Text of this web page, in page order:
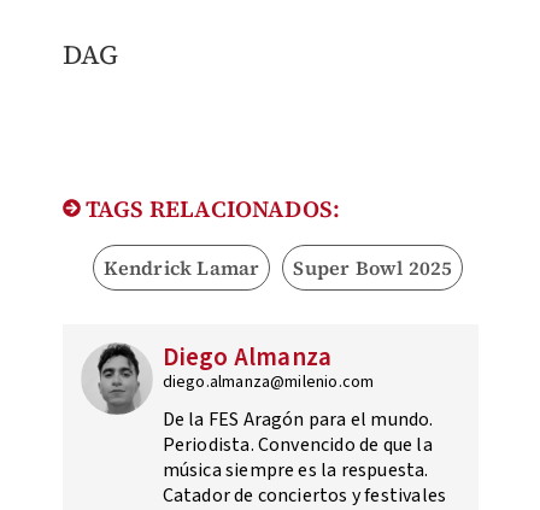
DAG
TAGS RELACIONADOS:
Kendrick Lamar Super Bowl 2025
Diego Almanza
diego.almanza@milenio.com
De la FES Aragón para el mundo.
Periodista. Convencido de que la
música siempre es la respuesta.
Catador de conciertos y festivales